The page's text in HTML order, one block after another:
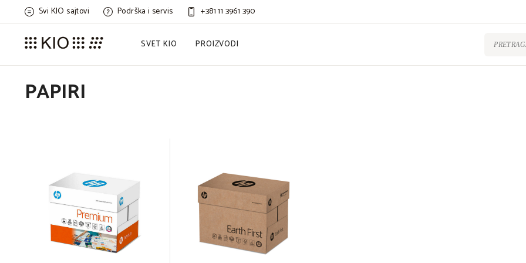
Svi KIO sajtovi Podrška i servis +381 11 3961 390
SVET KIO PROIZVODI
PAPIRI